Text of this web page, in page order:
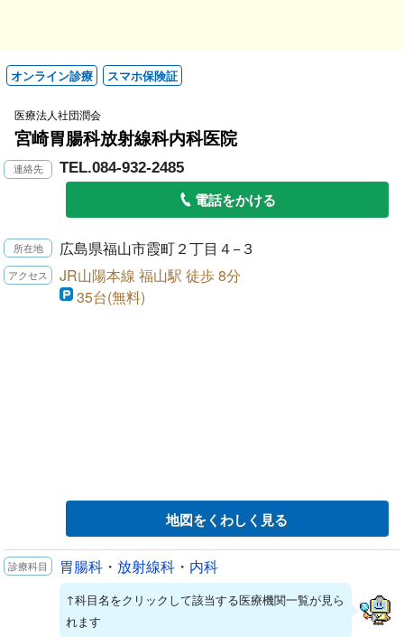
オンライン診療 スマホ保険証
医療法人社団潤会
宮崎胃腸科放射線科内科医院
TEL.084-932-2485
電話をかける
広島県福山市霞町２丁目４−３
JR山陽本線 福山駅 徒歩 8分
35台(無料)
地図をくわしく見る
胃腸科 ・ 放射線科 ・ 内科
↑科目名をクリックして該当する医療機関一覧が見ら
れます